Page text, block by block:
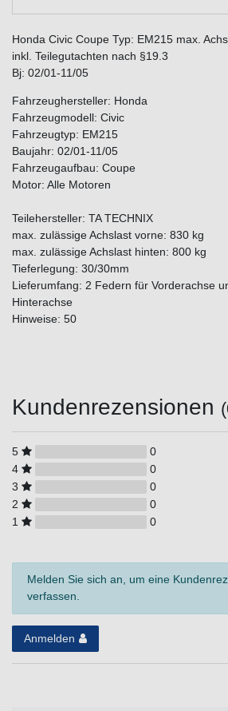
Honda Civic Coupe Typ: EM215 max.
inkl. Teilegutachten nach §19.3
Bj: 02/01-11/05
Fahrzeughersteller: Honda
Fahrzeugmodell: Civic
Fahrzeugtyp: EM215
Baujahr: 02/01-11/05
Fahrzeugaufbau: Coupe
Motor: Alle Motoren
Teilehersteller: TA TECHNIX
max. zulässige Achslast vorne: 830 kg
max. zulässige Achslast hinten: 800 kg
Tieferlegung: 30/30mm
Lieferumfang: 2 Federn für Vorderachse
Hinterachse
Hinweise: 50
Kundenrezensionen
5
0
4
0
3
0
2
0
1
0
Melden Sie sich an, um eine
verfassen.
Anmelden